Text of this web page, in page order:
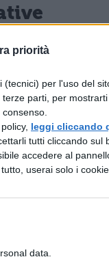
priorità
per l'uso del
parti, per
leggi cliccando
tutti cliccando sul
accedere al
userai solo i
data.
ad esempio il
infatti è
inosservati.
il
al Teatro
ai
inoltre
dei luoghi